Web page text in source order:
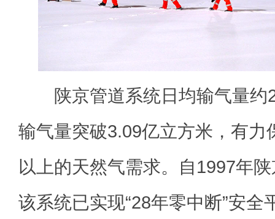
陕京管道系统日均输气量约2
输气量突破3.09亿立方米，有力
以上的天然气需求。自1997年
该系统已实现“28年零中断”安全